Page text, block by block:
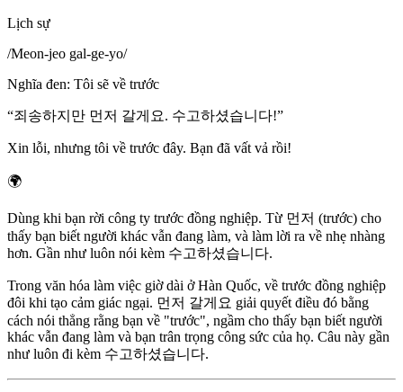
Lịch sự
/Meon-jeo gal-ge-yo/
Nghĩa đen: Tôi sẽ về trước
“죄송하지만 먼저 갈게요. 수고하셨습니다!”
Xin lỗi, nhưng tôi về trước đây. Bạn đã vất vả rồi!
🌍
Dùng khi bạn rời công ty trước đồng nghiệp. Từ 먼저 (trước) cho
thấy bạn biết người khác vẫn đang làm, và làm lời ra về nhẹ nhàng
hơn. Gần như luôn nói kèm 수고하셨습니다.
Trong văn hóa làm việc giờ dài ở Hàn Quốc, về trước đồng nghiệp
đôi khi tạo cảm giác ngại. 먼저 갈게요 giải quyết điều đó bằng
cách nói thẳng rằng bạn về "trước", ngầm cho thấy bạn biết người
khác vẫn đang làm và bạn trân trọng công sức của họ. Câu này gần
như luôn đi kèm 수고하셨습니다.